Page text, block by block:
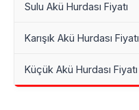
Sulu Akü Hurdası Fiyatı
Karışık Akü Hurdası Fiyatı
Küçük Akü Hurdası Fiyatı